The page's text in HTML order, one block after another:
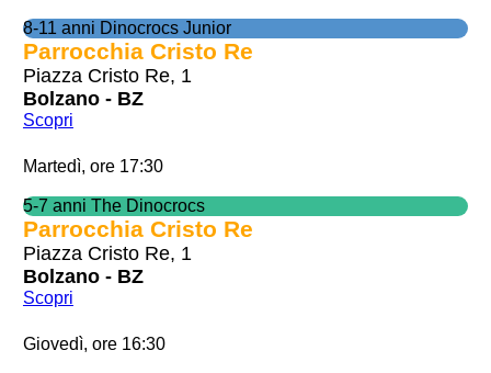
8-11 anni Dinocrocs Junior
Parrocchia Cristo Re
Piazza Cristo Re, 1
Bolzano - BZ
Scopri
Martedì, ore 17:30
5-7 anni The Dinocrocs
Parrocchia Cristo Re
Piazza Cristo Re, 1
Bolzano - BZ
Scopri
Giovedì, ore 16:30